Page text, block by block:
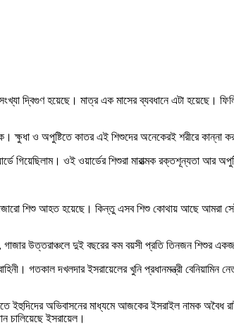
দ্বিগুণ হয়েছে। মাত্র এক মাসের ব্যবধানে এটা হয়েছে।
ক্ষুধা ও অপুষ্টিতে কাতর এই শিশুদের অনেকেরই শরীরে কান্না
গিয়েছিলাম। ওই ওয়ার্ডের শিশুরা মারাত্মক রক্তশূন্যতা
শিশু আহত হয়েছে। কিন্তু এসব শিশু কোথায় আছে আমরা
উত্তরাঞ্চলে দুই বছরের কম বয়সী প্রতি তিনজন শিশুর
গতকাল দখলদার ইসরায়েলের খুনি প্রধানমন্ত্রী
ইহুদিদের অভিবাসনের মাধ্যমে আজকের ইসরাইল নামক
চালিয়েছে ইসরায়েল।